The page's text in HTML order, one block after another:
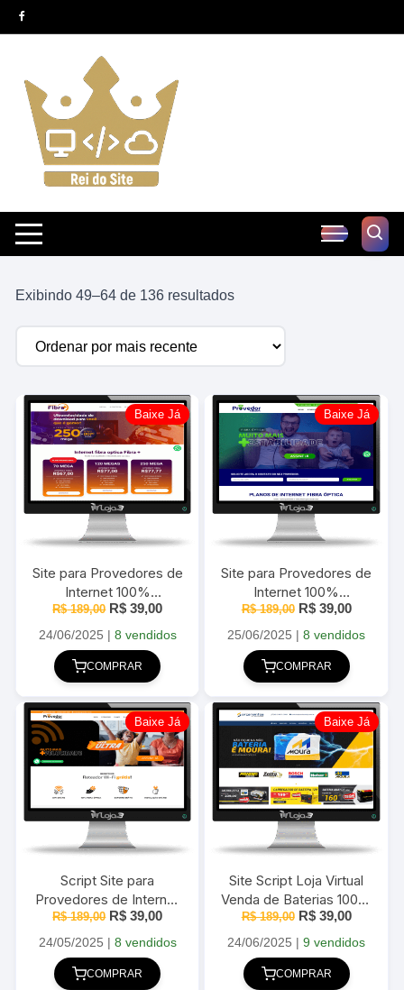
Pular
para
conteúdo
Exibindo 49–64 de 136 resultadosClassificado
Baixe Já
Site para Provedores de
Internet 100%
responsivo em PHP com
Painel Administrativo
R$189,00 O
original
era:
R$ 189,00.
R$ 39,00O
atual
24/06/2025 | 8 vendidos
COMPRAR
Baixe Já
Site para Provedores de
Internet 100%
responsivo em PHP com
Painel Administrativo
R$189,00 O
original
era:
R$ 189,00.
R$39,00O
atual
25/06/2025 |8 vendidos
COMPRAR
Baixe Já
Script Site para
Provedores de Internet
100% responsivo em
PHP com Painel
Administrativo
R$189,00 O
original
era:
R$ 189,00.
R$ 39,00O
atual
24/05/2025 | 8 vendidos
COMPRAR
Baixe Já
Site Script Loja Virtual
Venda de Baterias 100%
responsivo em PHP
R$189,00 O
original
era:
R$ 189,00.
R$39,00O
atual
24/06/2025 |9 vendidos
COMPRAR